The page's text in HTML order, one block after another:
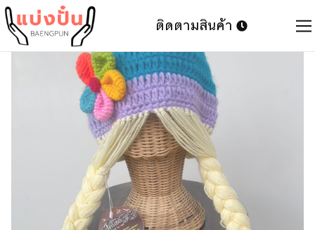
ติดตามสินค้า